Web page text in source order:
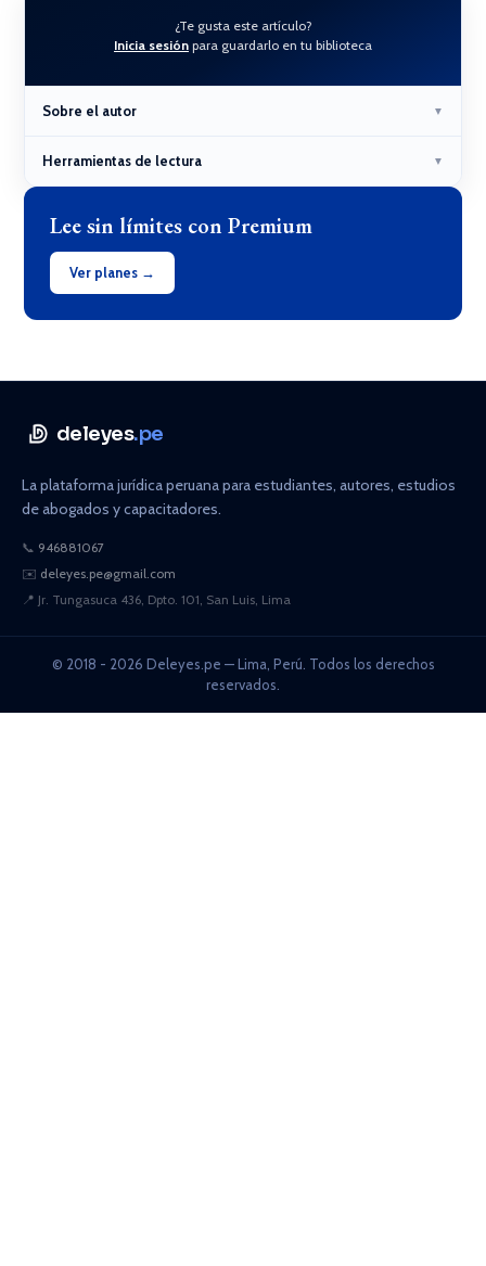
¿Te gusta este artículo?
Inicia sesión para guardarlo en tu biblioteca
Sobre el autor ▼
Herramientas de lectura ▼
Lee sin límites con Premium
Ver planes →
deleyes.pe
La plataforma jurídica peruana para estudiantes, autores, estudios
de abogados y capacitadores.
📞 946881067
✉️ deleyes.pe@gmail.com
📍 Jr. Tungasuca 436, Dpto. 101, San Luis, Lima
© 2018 - 2026 Deleyes.pe — Lima, Perú. Todos los derechos
reservados.